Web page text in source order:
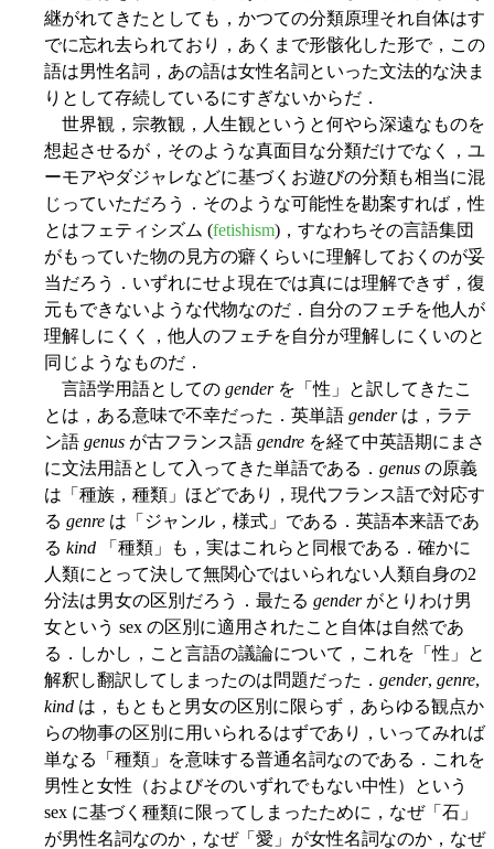
継がれてきたとしても，かつての分類原理それ自体はす
でに忘れ去られており，あくまで形骸化した形で，この
語は男性名詞，あの語は女性名詞といった文法的な決ま
りとして存続しているにすぎないからだ．
世界観，宗教観，人生観というと何やら深遠なものを
想起させるが，そのような真面目な分類だけでなく，ユ
ーモアやダジャレなどに基づくお遊びの分類も相当に混
じっていただろう．そのような可能性を勘案すれば，性
とはフェティシズム (fetishism)，すなわちその言語集団
がもっていた物の見方の癖くらいに理解しておくのが妥
当だろう．いずれにせよ現在では真には理解できず，復
元もできないような代物なのだ．自分のフェチを他人が
理解しにくく，他人のフェチを自分が理解しにくいのと
同じようなものだ．
言語学用語としての genderを「性」と訳してきたこ
とは，ある意味で不幸だった．英単語 genderは，ラテ
ン語 genus が古フランス語 gendre を経て中英語期にまさ
に文法用語として入ってきた単語である． genus の原義
は「種族，種類」ほどであり，現代フランス語で対応す
る genre は「ジャンル，様式」である．英語本来語であ
る kind 「種類」も，実はこれらと同根である．確かに
人類にとって決して無関心ではいられない人類自身の2
分法は男女の区別だろう．最たる genderがとりわけ男
女という sex の区別に適用されたこと自体は自然であ
る．しかし，こと言語の議論について，これを「性」と
解釈し翻訳してしまったのは問題だった． gender, genre,
kind は，もともと男女の区別に限らず，あらゆる観点か
らの物事の区別に用いられるはずであり，いってみれば
単なる「種類」を意味する普通名詞なのである．これを
男性と女性（およびそのいずれでもない中性）という
sex に基づく種類に限ってしまったために，なぜ「石」
が男性名詞なのか，なぜ「愛」が女性名詞なのか，なぜ